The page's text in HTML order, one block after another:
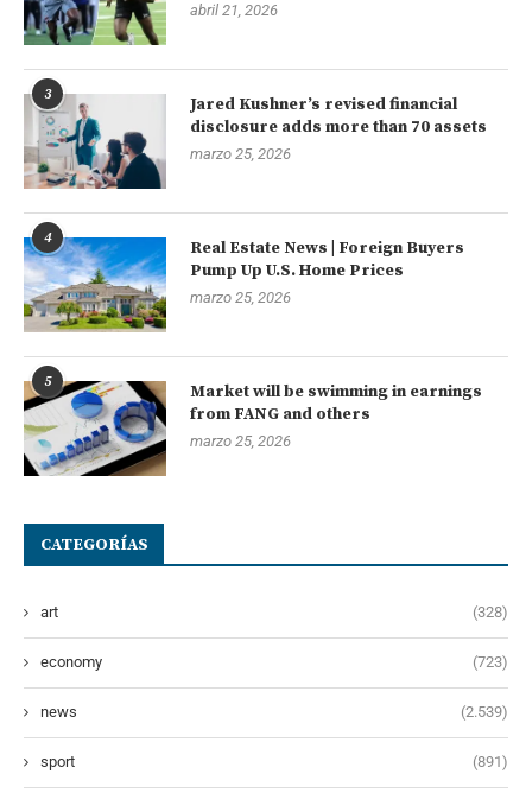
abril 21, 2026
3
Jared Kushner’s revised financial
disclosure adds more than 70 assets
marzo 25, 2026
4
Real Estate News | Foreign Buyers
Pump Up U.S. Home Prices
marzo 25, 2026
5
Market will be swimming in earnings
from FANG and others
marzo 25, 2026
CATEGORÍAS
art (328)
economy (723)
news (2.539)
sport (891)